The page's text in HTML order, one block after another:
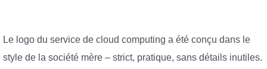
Le logo du service de cloud computing a été conçu dans le
style de la société mère – strict, pratique, sans détails inutiles.